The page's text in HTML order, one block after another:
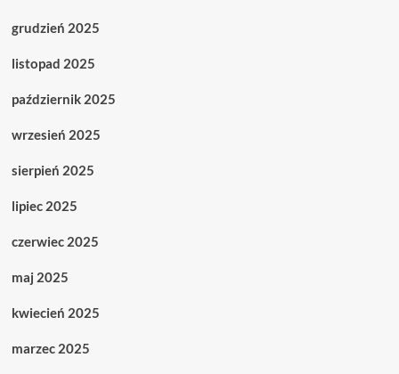
grudzień 2025
listopad 2025
październik 2025
wrzesień 2025
sierpień 2025
lipiec 2025
czerwiec 2025
maj 2025
kwiecień 2025
marzec 2025